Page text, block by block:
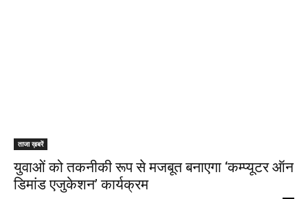
ताजा ख़बरें
युवाओं को तकनीकी रूप से मजबूत बनाएगा ‘कम्प्यूटर ऑन
डिमांड एजुकेशन’ कार्यक्रम